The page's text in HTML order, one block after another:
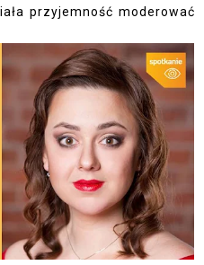
przyjemność moderować